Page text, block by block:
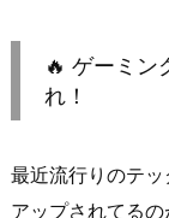
🔥 ゲーミン
れ！
最近流行りのテ
アップされてる